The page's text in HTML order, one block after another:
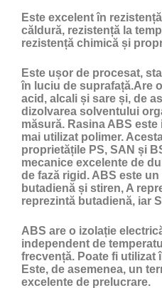
Este excelent în
căldură, rezistență la
rezistență chimică și
Este ușor de procesat,
în luciu de suprafață.Are
acid, alcali și sare și, de
dizolvarea solventului
măsură. Rasina ABS
mai utilizat polimer.
proprietățile PS, SAN și
mecanice excelente de
de fază rigid. ABS este
butadienă și stiren, A
reprezintă butadienă, iar
ABS are o izolație
independent de
frecvență. Poate fi utilizat
Este, de asemenea, un
excelente de prelucrare.